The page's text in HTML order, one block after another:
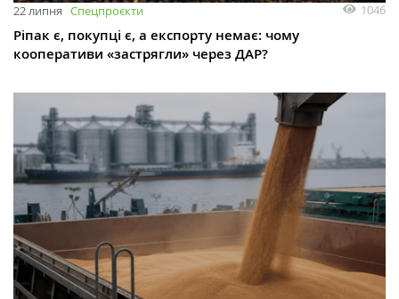
22 липня Спецпроєкти 1046
Ріпак є, покупці є, а експорту немає: чому
кооперативи «застрягли» через ДАР?